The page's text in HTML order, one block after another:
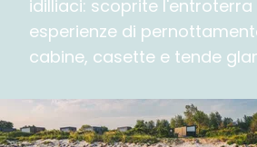
Piazzole
Alloggi
Chiedi a Howdy
idilliaci: scoprite
esperienze di
cabine, casette e tende